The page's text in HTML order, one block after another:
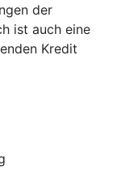
der
ist auch eine
Kredit